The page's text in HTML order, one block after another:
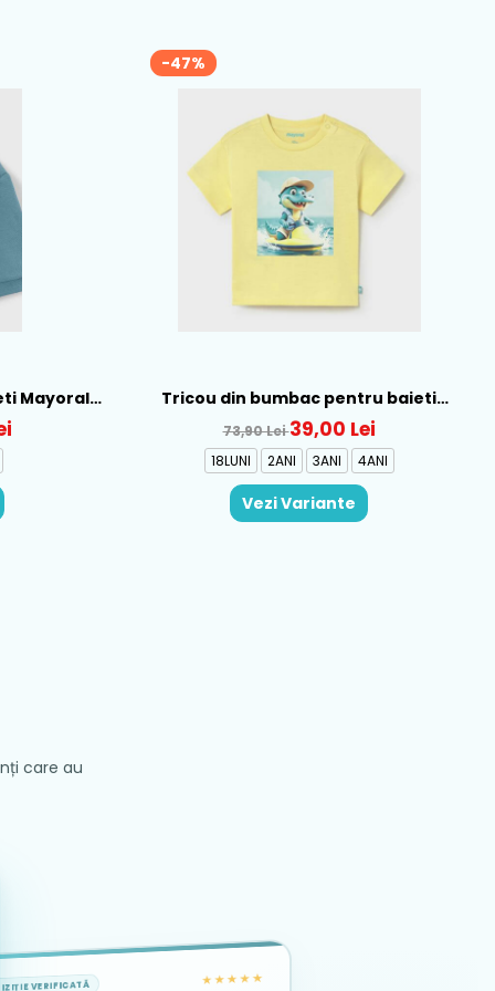
Mayoral,
-47%
Tricou din bumbac pentru baieti
Mayoral, Galben - 1015-22
73,90 Lei39,00 Lei
18LUNI 2ANI 3ANI 4ANI
Vezi Variante
care au
VERIFICATĂ ★★★★★